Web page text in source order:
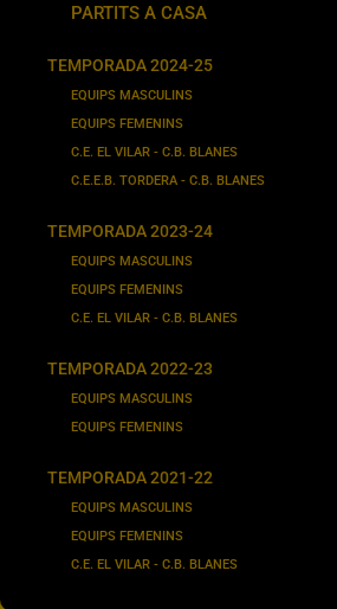
PARTITS A CASA
TEMPORADA 2024-25
EQUIPS MASCULINS
EQUIPS FEMENINS
C.E. EL VILAR - C.B. BLANES
C.E.E.B. TORDERA - C.B. BLANES
TEMPORADA 2023-24
EQUIPS MASCULINS
EQUIPS FEMENINS
C.E. EL VILAR - C.B. BLANES
TEMPORADA 2022-23
EQUIPS MASCULINS
EQUIPS FEMENINS
TEMPORADA 2021-22
EQUIPS MASCULINS
EQUIPS FEMENINS
C.E. EL VILAR - C.B. BLANES